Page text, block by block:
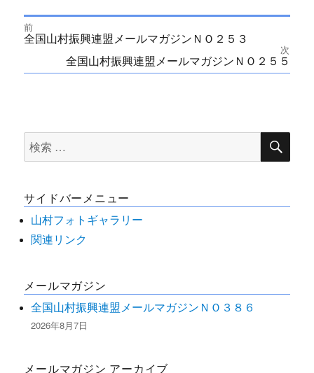
投
稿
ゲ
シ
ョ
前
Previous
post:
全国山村振興連盟メールマガジンＮＯ２５３
次
post:
全国山村振興連盟メールマガジンＮＯ２５５
検
索
象:
検
サイドバーメニュー
山村フォトギャラリー
関連リンク
メールマガジン
全国山村振興連盟メールマガジンＮＯ３８６
2026年8月7日
メールマガジン アーカイブ